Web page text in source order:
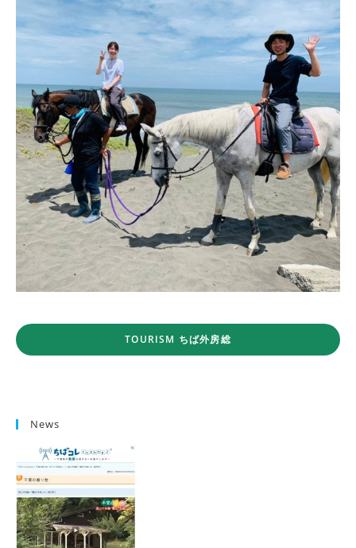
TOURISM ちば外房総
News